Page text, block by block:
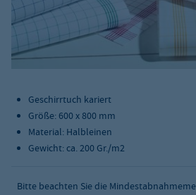
Geschirrtuch kariert
Größe: 600 x 800 mm
Material: Halbleinen
Gewicht: ca. 200 Gr./m2
Bitte beachten Sie die